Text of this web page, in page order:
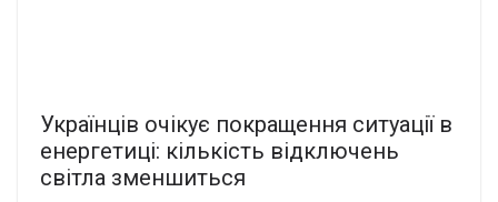
Українців очікує покращення ситуації в
енергетиці: кількість відключень
світла зменшиться